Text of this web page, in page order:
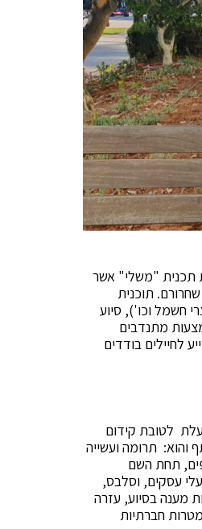
תכנית "משלי" אשר
בודדים משוחררים למשך 3 שנים לאחר שחרורם. תוכנית
חשמל וכו'), סיוע
מתנדבים
לחיילים בודדים
פועלת לטובת קידום
והוא: תרומה ועשייה
מתפעלת כ-10 קבוצות הווטסאפ עם 3000 משתתפים, תחת השם
עסקים, וסלבס,
מענה בסיוע, עזרה
חברתיות